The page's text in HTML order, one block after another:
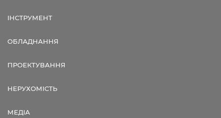
ІНСТРУМЕНТ
ОБЛАДНАННЯ
ПРОЕКТУВАННЯ
НЕРУХОМІСТЬ
МЕДІА